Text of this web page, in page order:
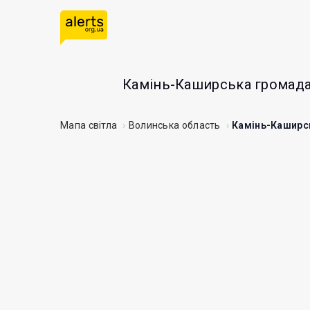
Камінь-Каширська
Мапа світла Волинська область Камінь-